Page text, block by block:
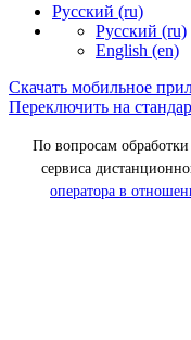
Русский ‎(ru)‎
Русский ‎(ru)‎
English ‎(en)‎
Скачать мобильное
Переключить на
По вопросам
сервиса
оператора в